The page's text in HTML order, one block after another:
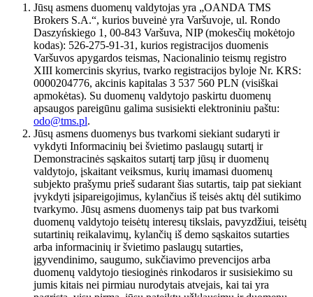
Jūsų asmens duomenų valdytojas yra „OANDA TMS
Brokers S.A.“, kurios buveinė yra Varšuvoje, ul. Rondo
Daszyńskiego 1, 00-843 Varšuva, NIP (mokesčių mokėtojo
kodas): 526-275-91-31, kurios registracijos duomenis
Varšuvos apygardos teismas, Nacionalinio teismų registro
XIII komercinis skyrius, tvarko registracijos byloje Nr. KRS:
0000204776, akcinis kapitalas 3 537 560 PLN (visiškai
apmokėtas). Su duomenų valdytojo paskirtu duomenų
apsaugos pareigūnu galima susisiekti elektroniniu paštu:
odo@tms.pl.
Jūsų asmens duomenys bus tvarkomi siekiant sudaryti ir
vykdyti Informacinių bei švietimo paslaugų sutartį ir
Demonstracinės sąskaitos sutartį tarp jūsų ir duomenų
valdytojo, įskaitant veiksmus, kurių imamasi duomenų
subjekto prašymu prieš sudarant šias sutartis, taip pat siekiant
įvykdyti įsipareigojimus, kylančius iš teisės aktų dėl sutikimo
tvarkymo. Jūsų asmens duomenys taip pat bus tvarkomi
duomenų valdytojo teisėtų interesų tikslais, pavyzdžiui, teisėtų
sutartinių reikalavimų, kylančių iš demo sąskaitos sutarties
arba informacinių ir švietimo paslaugų sutarties,
įgyvendinimo, saugumo, sukčiavimo prevencijos arba
duomenų valdytojo tiesioginės rinkodaros ir susisiekimo su
jumis kitais nei pirmiau nurodytais atvejais, kai tai yra